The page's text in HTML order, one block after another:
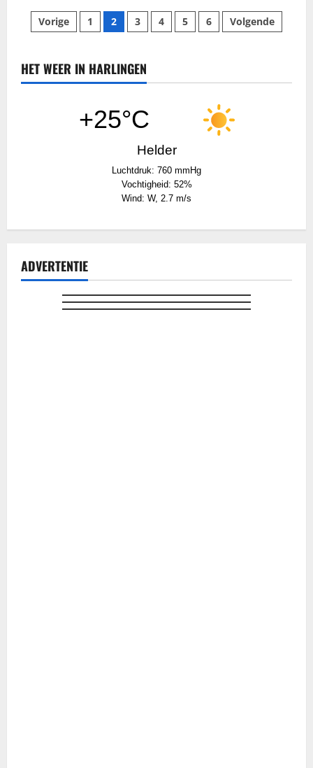
positief
richting
het
binnen
de
1,5
Berichten
Vorige 1 2 3 4 5 6 Volgende
HET WEER IN HARLINGEN
+25°C
Helder
Luchtdruk: 760 mmHg
Vochtigheid: 52%
Wind: W, 2.7 m/s
ADVERTENTIE